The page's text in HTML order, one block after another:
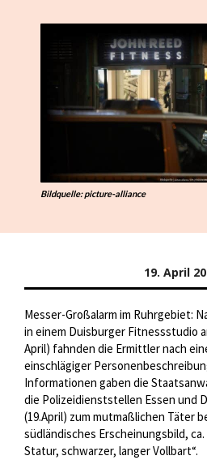
Bildquelle: picture-alliance
19. April
Messer-Großalarm im Ruhrgebiet:
in einem Duisburger Fitnessstudio
April) fahnden die Ermittler nach
einschlägiger
Informationen gaben die
die Polizeidienststellen Essen und
(19.April) zum mutmaßlichen Täter
südländisches Erscheinungsbild,
Statur, schwarzer, langer Vollbart“.